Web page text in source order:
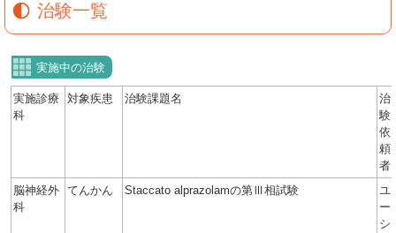
治験一覧
実施中の治験
実施診療
科
対象疾患 治験課題名
治
験
依
頼
者
脳神経外
科
てんかん Staccato alprazolamの第Ⅲ相試験
ユ
ー
シ